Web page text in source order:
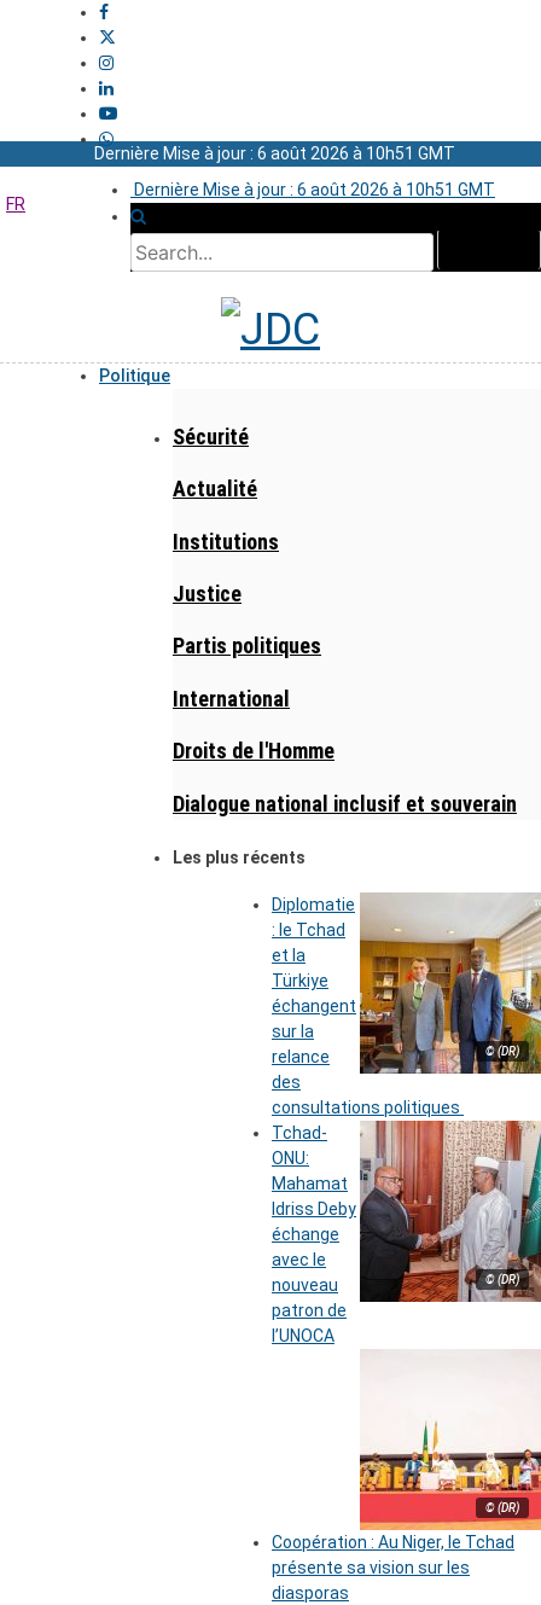
Dernière Mise à jour : 6 août 2026 à 10h51 GMT
Dernière Mise à jour : 6 août 2026 à 10h51 GMT
FR
Politique
Sécurité
Actualité
Institutions
Justice
Partis politiques
International
Droits de l'Homme
Dialogue national inclusif et souverain
Les plus récents
© (DR)
Diplomatie
: le Tchad
et la
Türkiye
échangent
sur la
relance
des
consultations politiques
© (DR)
Tchad-
ONU:
Mahamat
Idriss Deby
échange
avec le
nouveau
patron de
l’UNOCA
© (DR)
Coopération : Au Niger, le Tchad
présente sa vision sur les
diasporas